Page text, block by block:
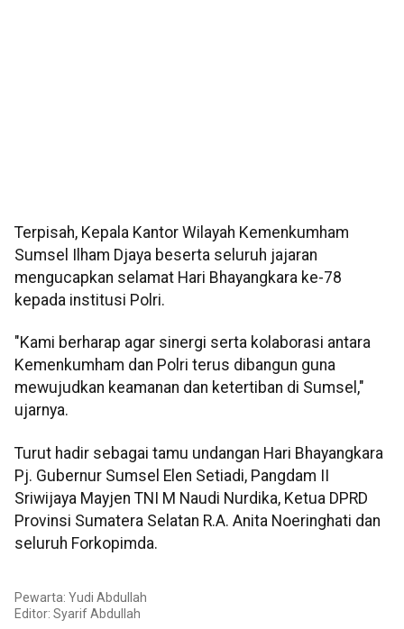
Terpisah, Kepala Kantor Wilayah Kemenkumham
Sumsel Ilham Djaya beserta seluruh jajaran
mengucapkan selamat Hari Bhayangkara ke-78
kepada institusi Polri.
"Kami berharap agar sinergi serta kolaborasi antara
Kemenkumham dan Polri terus dibangun guna
mewujudkan keamanan dan ketertiban di Sumsel,"
ujarnya.
Turut hadir sebagai tamu undangan Hari Bhayangkara
Pj. Gubernur Sumsel Elen Setiadi, Pangdam II
Sriwijaya Mayjen TNI M Naudi Nurdika, Ketua DPRD
Provinsi Sumatera Selatan R.A. Anita Noeringhati dan
seluruh Forkopimda.
Pewarta: Yudi Abdullah
Editor: Syarif Abdullah